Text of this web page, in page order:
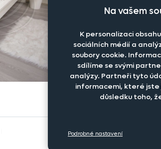
Na vašem
K personalizaci
sociálních médií a
soubory cookie.
sdílíme se svými
analýzy. Partneři tyto
informacemi, které jste
důsledku toho,
Podrobné nastavení